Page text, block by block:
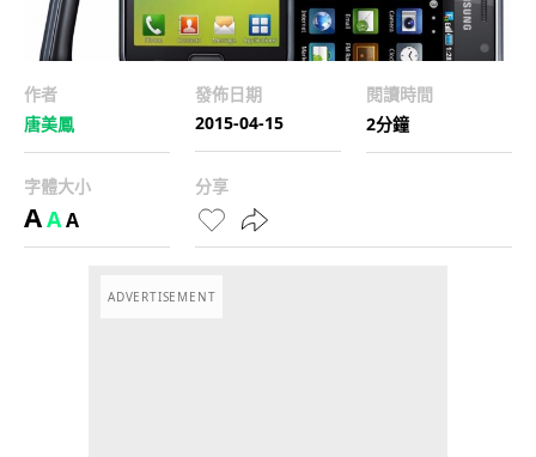
作者
唐美鳳
發佈日期
2015-04-15
閱讀時間
2分鐘
字體大小
AAA
分享
ADVERTISEMENT